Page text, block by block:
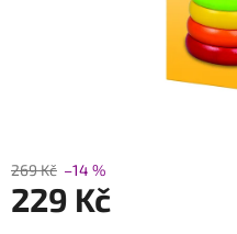
269 Kč –14 %
229 Kč